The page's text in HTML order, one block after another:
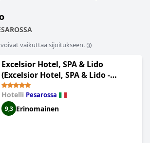
vaikuttaa sijoitukseen.
Excelsior Hotel, SPA & Lido
(Excelsior Hotel, SPA & Lido -
Preferred Hotels & Resorts)
Hotelli Pesarossa
9,3 Erinomainen